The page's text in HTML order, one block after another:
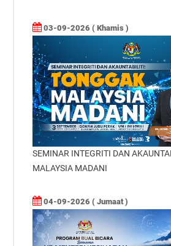
03-09-2026 ( Khamis )
SEMINAR INTEGRITI DAN
MALAYSIA MADANI
04-09-2026 ( Jumaat )